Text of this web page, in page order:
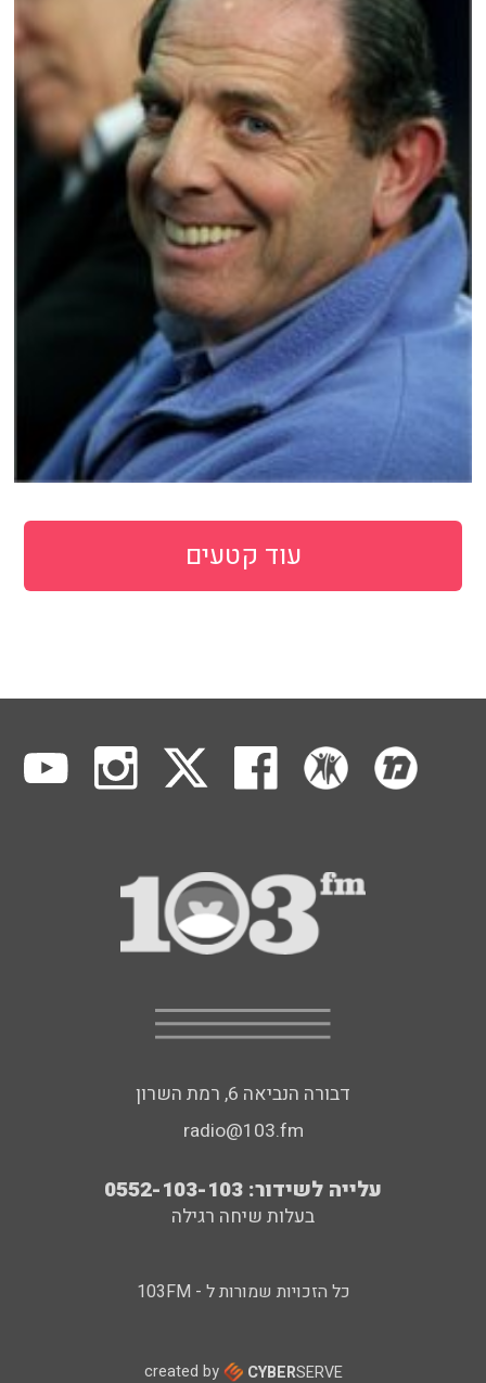
עוד קטעים
דבורה הנביאה 6, רמת השרון
radio@103.fm
עלייה לשידור: 0552-103-103
בעלות שיחה רגילה
כל הזכויות שמורות ל - 103FM
created by CYBERSERVE